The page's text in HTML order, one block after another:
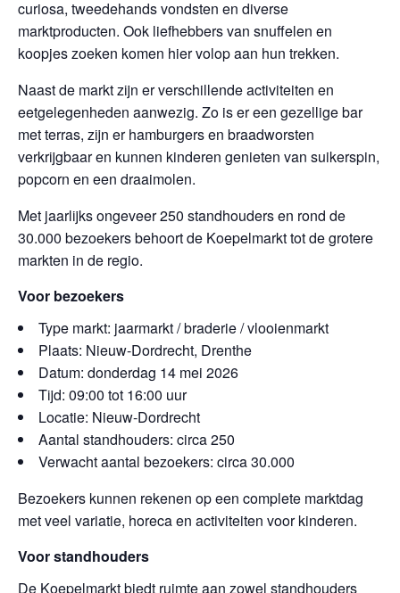
curiosa, tweedehands vondsten en diverse
marktproducten. Ook liefhebbers van snuffelen en
koopjes zoeken komen hier volop aan hun trekken.
Naast de markt zijn er verschillende activiteiten en
eetgelegenheden aanwezig. Zo is er een gezellige bar
met terras, zijn er hamburgers en braadworsten
verkrijgbaar en kunnen kinderen genieten van suikerspin,
popcorn en een draaimolen.
Met jaarlijks ongeveer 250 standhouders en rond de
30.000 bezoekers behoort de Koepelmarkt tot de grotere
markten in de regio.
Voor bezoekers
Type markt: jaarmarkt / braderie / vlooienmarkt
Plaats: Nieuw-Dordrecht, Drenthe
Datum: donderdag 14 mei 2026
Tijd: 09:00 tot 16:00 uur
Locatie: Nieuw-Dordrecht
Aantal standhouders: circa 250
Verwacht aantal bezoekers: circa 30.000
Bezoekers kunnen rekenen op een complete marktdag
met veel variatie, horeca en activiteiten voor kinderen.
Voor standhouders
De Koepelmarkt biedt ruimte aan zowel standhouders